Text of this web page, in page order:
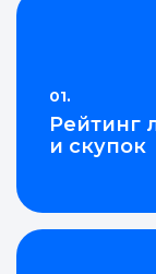
01.
Рейтинг
и скупок